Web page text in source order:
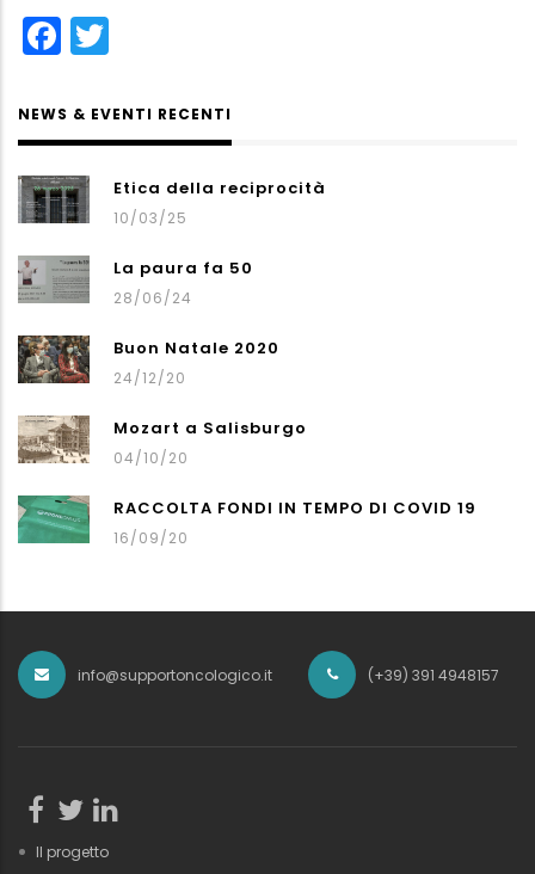
Facebook
NEWS & EVENTI RECENTI
Etica della reciprocità
10/03/25
La paura fa 50
28/06/24
Buon Natale 2020
24/12/20
Mozart a Salisburgo
04/10/20
RACCOLTA FONDI IN TEMPO DI COVID 19
16/09/20
info@supportoncologico.it (+39) 391 4948157
Il progetto